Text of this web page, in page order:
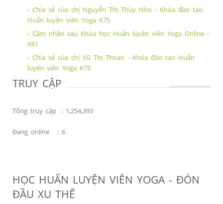
› Chia sẻ của chị Nguyễn Thị Thúy Nho - Khóa đào tạo
Huấn luyện viên Yoga K75
› Cảm nhận sau Khóa học Huấn luyện viên Yoga Online -
K61
› Chia sẻ của chị Vũ Thị Thoan - Khóa đào tạo Huấn
luyện viên Yoga K75
TRUY CẬP
Tổng truy cập : 1,254,393
Đang online : 6
HỌC HUẤN LUYỆN VIÊN YOGA - ĐÓN
ĐẦU XU THẾ